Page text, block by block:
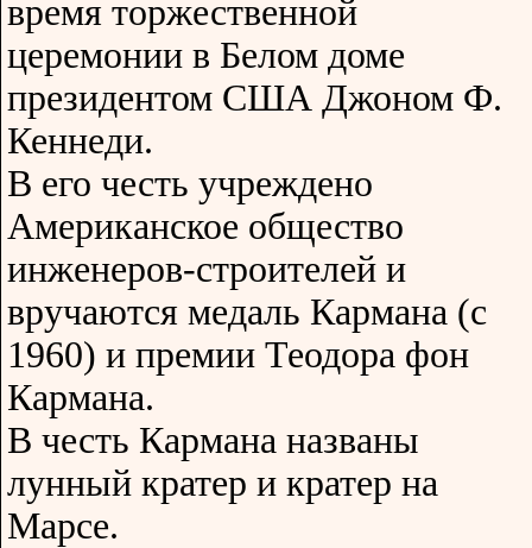
время торжественной
церемонии в Белом доме
президентом США Джоном Ф.
Кеннеди.
В его честь учреждено
Американское общество
инженеров-строителей и
вручаются медаль Кармана (с
1960) и премии Теодора фон
Кармана.
В честь Кармана названы
лунный кратер и кратер на
Марсе.